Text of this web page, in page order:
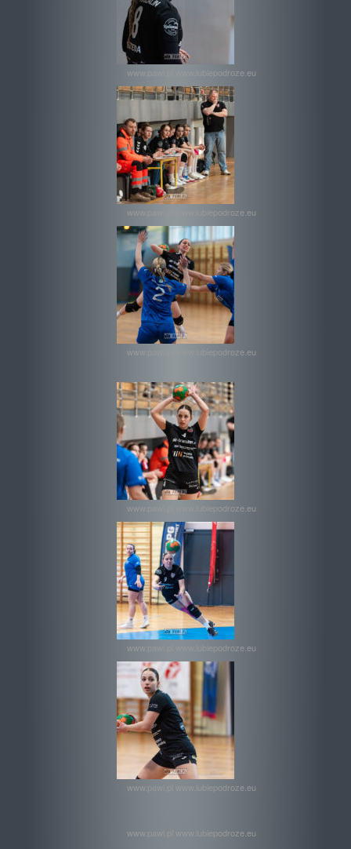
www.pawi.pl www.lubiepodroze.eu
www.pawi.pl www.lubiepodroze.eu
www.pawi.pl www.lubiepodroze.eu
www.pawi.pl www.lubiepodroze.eu
www.pawi.pl www.lubiepodroze.eu
www.pawi.pl www.lubiepodroze.eu
www.pawi.pl www.lubiepodroze.eu